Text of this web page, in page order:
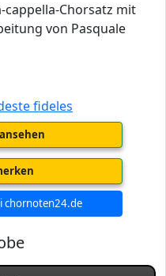
Chorsatz mit
von Pasquale
chornoten24.de